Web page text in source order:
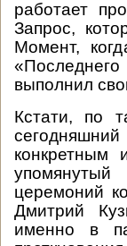
работает
Запрос,
Момент,
выполнил
Кстати, по
сегодняшний
конкретным
церемоний
Дмитрий
именно в